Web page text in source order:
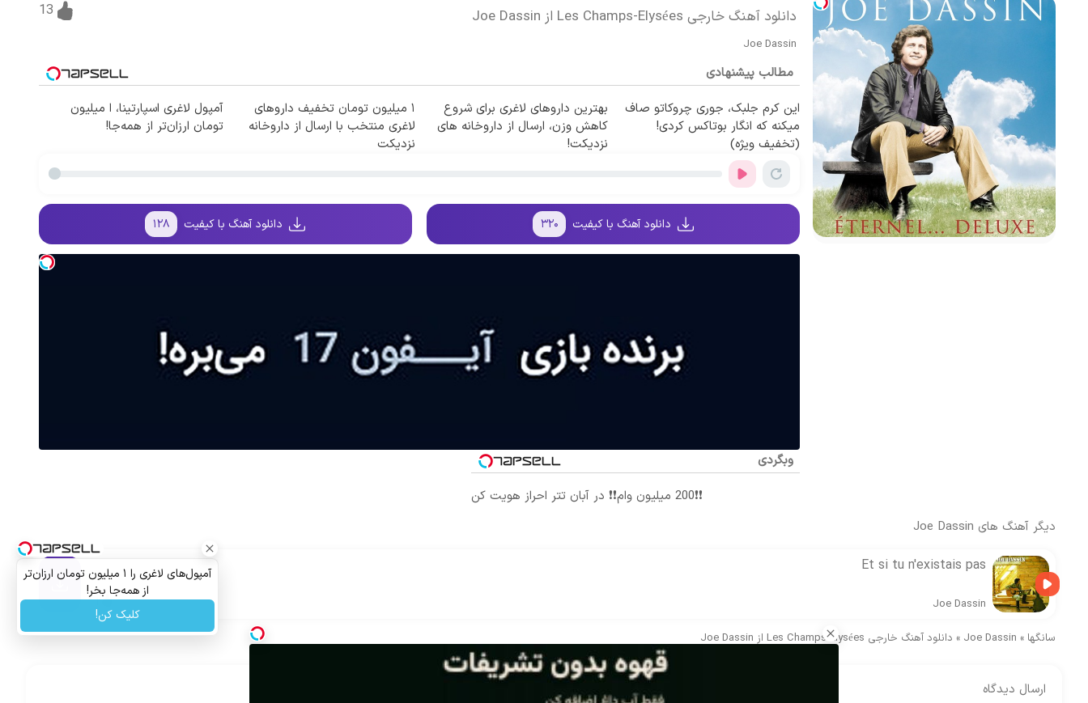
دانلود آهنگ خارجی Les Champs-Elysées از Joe Dassin
Joe Dassin
13
مطالب پیشنهادی
این کرم جلبک، جوری چروکاتو صاف
میکنه که انگار بوتاکس کردی!
(تخفیف ویژه)
بهترین داروهای لاغری برای شروع
کاهش وزن، ارسال از داروخانه های
نزدیکت!
۱ میلیون تومان تخفیف داروهای
لاغری منتخب با ارسال از داروخانه
نزدیکت
آمپول لاغری اسپارتینا، ا میلیون
تومان ارزان‌تر از همه‌جا!
دانلود آهنگ با کیفیت ۳۲۰ دانلود آهنگ با کیفیت ۱۲۸
وبگردی
❗❗200 میلیون وام❗❗ در آبان تتر احراز هویت کن
دیگر آهنگ های Joe Dassin
Et si tu n'existais pas
Joe Dassin
14
سانگها »
Joe Dassin
» دانلود آهنگ خارجی Les Champs-Elysées از Joe Dassin
ارسال دیدگاه
آمپول‌های لاغری را ۱ میلیون تومان ارزان‌تر
از همه‌جا بخر!
کلیک کن!